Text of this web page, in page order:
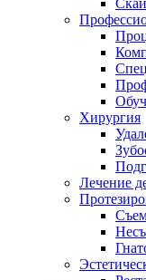
Хирургия
Лечение